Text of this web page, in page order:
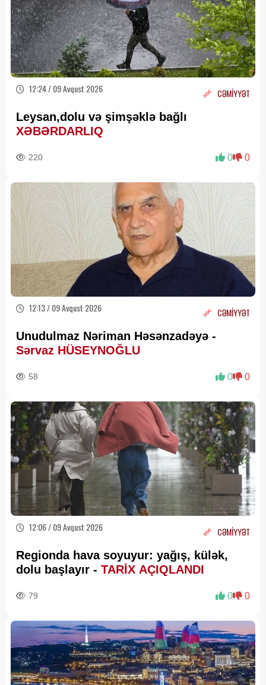
12:24 / 09 Avqust 2026 CƏMİYYƏT
Leysan,dolu və şimşəklə bağlı
XƏBƏRDARLIQ
220 0 0
12:13 / 09 Avqust 2026 CƏMİYYƏT
Unudulmaz Nəriman Həsənzadəyə -
Sərvaz HÜSEYNOĞLU
58 0 0
12:06 / 09 Avqust 2026 CƏMİYYƏT
Regionda hava soyuyur: yağış, külək,
dolu başlayır - TARİX AÇIQLANDI
79 0 0